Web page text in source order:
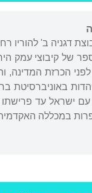
דגניה ב' להוריו
בר-אילן, ומ-1962 היה
במכללה